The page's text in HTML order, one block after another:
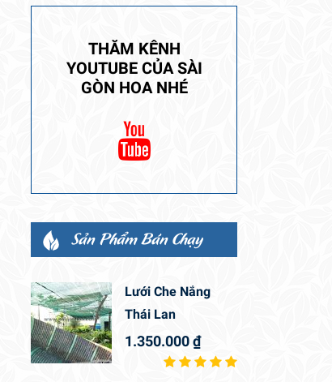
THĂM KÊNH
YOUTUBE CỦA SÀI
GÒN HOA NHÉ
Sản Phẩm Bán Chạy
Lưới Che Nắng
Thái Lan
1.350.000₫